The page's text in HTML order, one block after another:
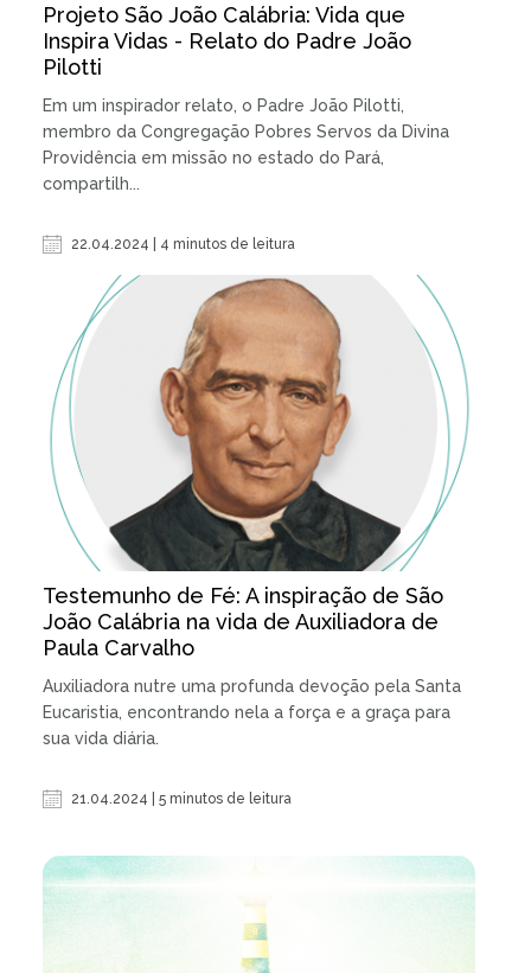
Projeto São João Calábria: Vida que
Inspira Vidas - Relato do Padre João
Pilotti
Em um inspirador relato, o Padre João Pilotti,
membro da Congregação Pobres Servos da Divina
Providência em missão no estado do Pará,
compartilh...
22.04.2024 | 4 minutos de leitura
Testemunho de Fé: A inspiração de São
João Calábria na vida de Auxiliadora de
Paula Carvalho
Auxiliadora nutre uma profunda devoção pela Santa
Eucaristia, encontrando nela a força e a graça para
sua vida diária.
21.04.2024 | 5 minutos de leitura